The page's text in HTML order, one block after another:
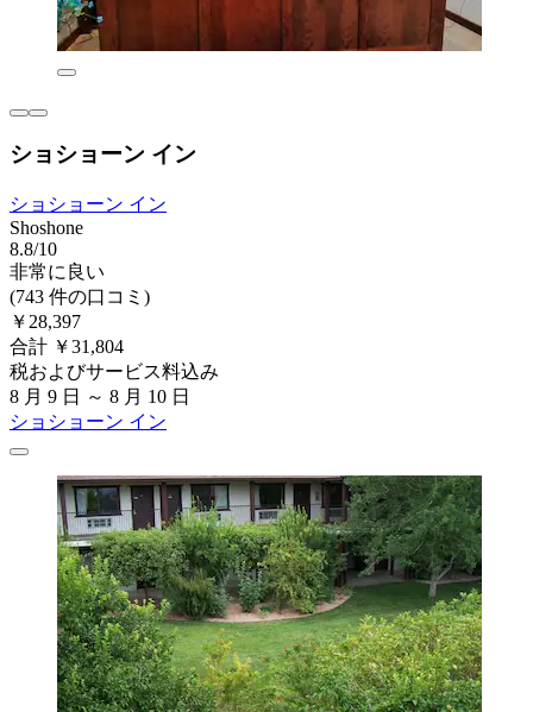
ショショーン イン
ショショーン イン
Shoshone
8.8/10
非常に良い
(743 件の口コミ)
￥28,397
合計 ￥31,804
税およびサービス料込み
8 月 9 日 ～ 8 月 10 日
ショショーン イン